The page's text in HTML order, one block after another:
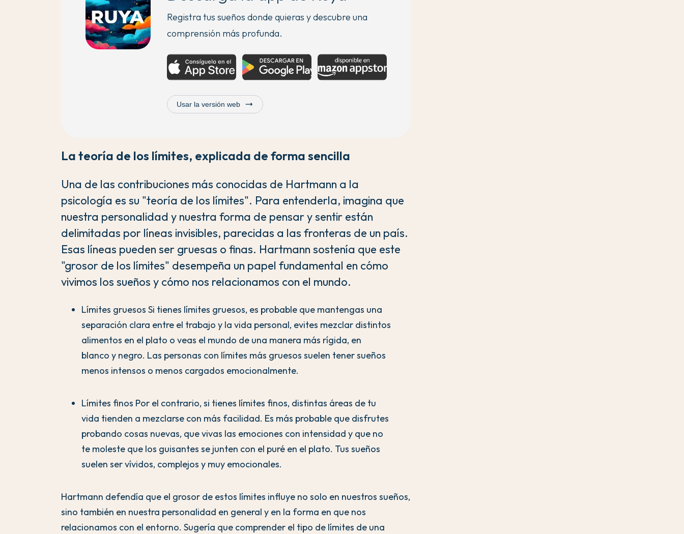
Registra tus sueños donde quieras y descubre una
comprensión más profunda.
Usar la versión web trending_flat
La teoría de los límites, explicada de forma sencilla
Una de las contribuciones más conocidas de Hartmann a la
psicología es su "teoría de los límites". Para entenderla, imagina que
nuestra personalidad y nuestra forma de pensar y sentir están
delimitadas por líneas invisibles, parecidas a las fronteras de un país.
Esas líneas pueden ser gruesas o finas. Hartmann sostenía que este
"grosor de los límites" desempeña un papel fundamental en cómo
vivimos los sueños y cómo nos relacionamos con el mundo.
Límites gruesos Si tienes límites gruesos, es probable que mantengas una
separación clara entre el trabajo y la vida personal, evites mezclar distintos
alimentos en el plato o veas el mundo de una manera más rígida, en
blanco y negro. Las personas con límites más gruesos suelen tener sueños
menos intensos o menos cargados emocionalmente.
Límites finos Por el contrario, si tienes límites finos, distintas áreas de tu
vida tienden a mezclarse con más facilidad. Es más probable que disfrutes
probando cosas nuevas, que vivas las emociones con intensidad y que no
te moleste que los guisantes se junten con el puré en el plato. Tus sueños
suelen ser vívidos, complejos y muy emocionales.
Hartmann defendía que el grosor de estos límites influye no solo en nuestros sueños,
sino también en nuestra personalidad en general y en la forma en que nos
relacionamos con el entorno. Sugería que comprender el tipo de límites de una